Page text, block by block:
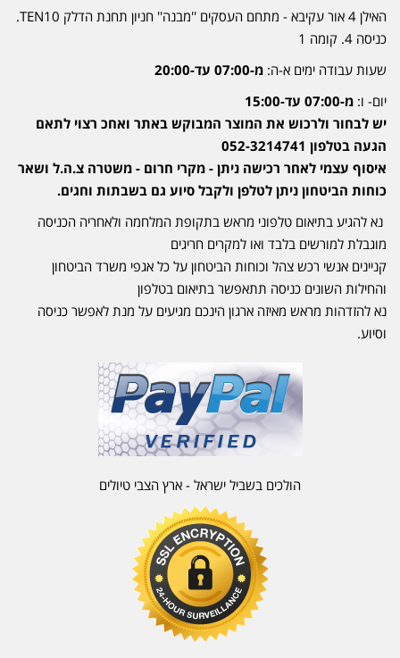
האילן 4 אור עקיבא - מתחם העסקים ''מבנה'' חניון תחנת הדלק TEN10.
כניסה 4. קומה 1
שעות עבודה ימים א-ה: מ-07:00 עד-20:00
יום- ו: מ-07:00 עד-15:00
יש לבחור ולרכוש את המוצר המבוקש באתר ואחכ רצוי לתאם
הגעה בטלפון 052-3214741
איסוף עצמי לאחר רכישה ניתן - מקרי חרום - משטרה צ.ה.ל ושאר
כוחות הביטחון ניתן לטלפן ולקבל סיוע גם בשבתות וחגים.
נא להגיע בתיאום טלפוני מראש בתקופת המלחמה ולאחריה הכניסה
מוגבלת למורשים בלבד ואו למקרים חריגים
קניינים אנשי רכש צהל וכוחות הביטחון על כל אגפי משרד הביטחון
והחילות השונים כניסה תתאפשר בתיאום בטלפון
נא להזדהות מראש מאיזה ארגון הינכם מגיעים על מנת לאפשר כניסה
וסיוע.
הולכים בשביל ישראל - ארץ הצבי טיולים